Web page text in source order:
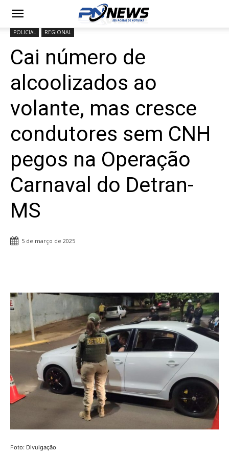
POLICIAL REGIONAL
Cai número de
alcoolizados ao
volante, mas cresce
condutores sem CNH
pegos na Operação
Carnaval do Detran-
MS
5 de março de 2025
Foto: Divulgação